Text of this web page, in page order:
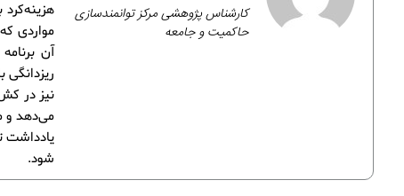
هزینه‌کرد
مواردی
آن
نیز در
می‌دهد و
یادداشت
شود.
کارشناس پژوهشی مرکز توانمندسازی
حاکمیت و جامعه